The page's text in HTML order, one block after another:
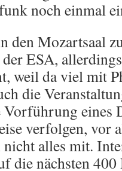
noch einmal
den Mozartsaal
ESA,
weil da viel mit
die
eines
verfolgen, vor
alles mit.
die nächsten